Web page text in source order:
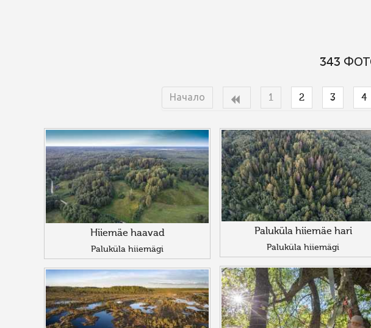
343
Начало 1 2 3 4
Hiiemäe haavad
Paluküla hiiemägi
Paluküla hiiemäe hari
Paluküla hiiemägi